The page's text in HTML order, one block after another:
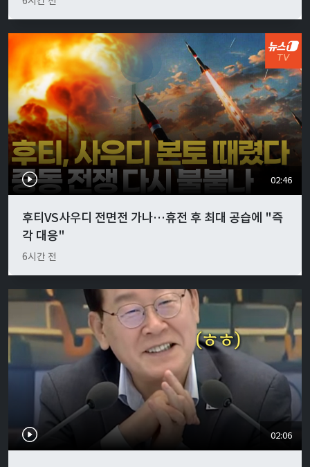
02:46
후티VS사우디 전면전 가나…휴전 후 최대 공습에 "즉
각 대응"
6시간 전
02:06